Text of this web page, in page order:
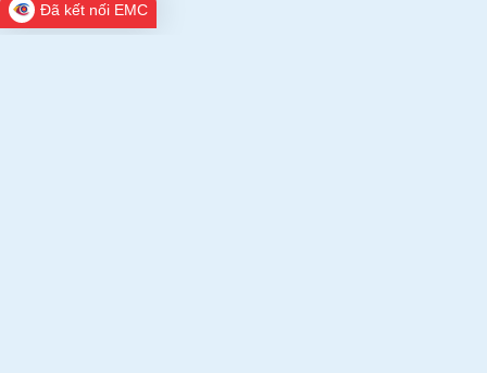
Đã kết nối EMC